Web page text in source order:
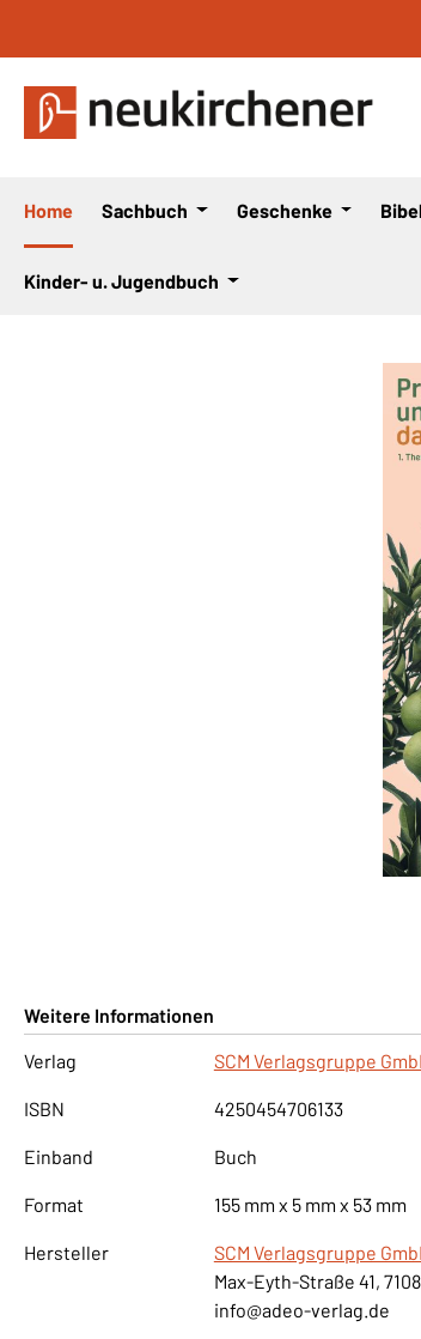
Home Sachbuch Geschenke Bibel
Kinder- u. Jugendbuch
Weitere Informationen
Verlag
SCM Verlagsgruppe
ISBN 4250454706133
Einband Buch
Format 155 mm x 5 mm x 53 mm
Hersteller
SCM Verlagsgruppe
Max-Eyth-Straße 41,
info@adeo-verlag.de